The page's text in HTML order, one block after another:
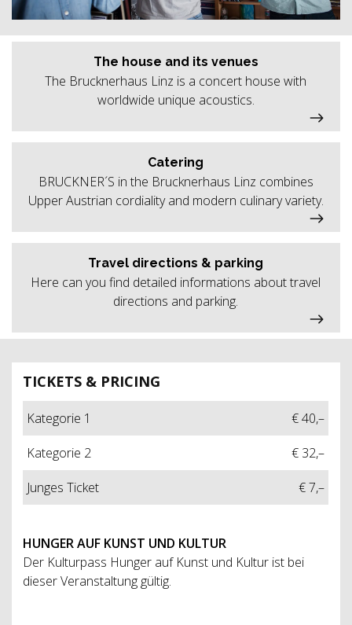
TICKETS & PRICING
Kategorie 1
€ 40,–
Kategorie 2
€ 32,–
Junges Ticket
€ 7,–
HUNGER AUF KUNST UND KULTUR
Der Kulturpass Hunger auf Kunst und Kultur ist bei
dieser Veranstaltung gültig.
The house and its venues
The Brucknerhaus Linz is a concert house with
worldwide unique acoustics.
Catering
BRUCKNER´S in the Brucknerhaus Linz combines
Upper Austrian cordiality and modern culinary variety.
Travel directions & parking
Here can you find detailed informations about travel
directions and parking.